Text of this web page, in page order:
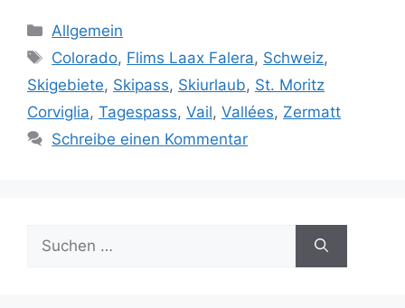
Kategorien
Allgemein
Schlagwörter
Colorado, Flims Laax Falera, Schweiz,
Skigebiete, Skipass, Skiurlaub, St. Moritz
Corviglia, Tagespass, Vail, Vallées, Zermatt
Schreibe einen Kommentar
nach: